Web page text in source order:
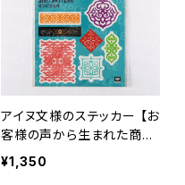
アイヌ文様のステッカー 【お
客様の声から生まれた商
品】
¥1,350